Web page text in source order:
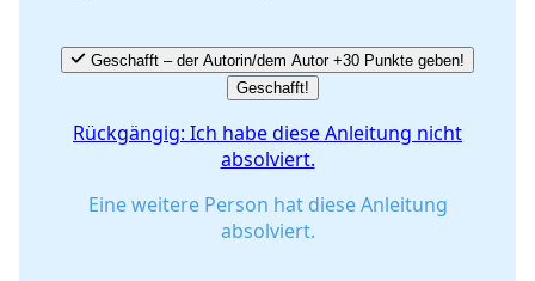
Geschafft – der Autorin/dem Autor +30 Punkte geben!
Geschafft!
Rückgängig: Ich habe diese Anleitung nicht
absolviert.
Eine weitere Person hat diese Anleitung
absolviert.